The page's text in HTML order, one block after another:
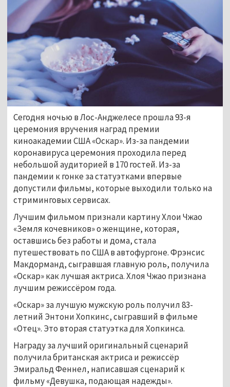
Сегодня ночью в Лос-Анджелесе прошла 93-я
церемония вручения наград премии
киноакадемии США «Оскар». Из-за пандемии
коронавируса церемония проходила перед
небольшой аудиторией в 170 гостей. Из-за
пандемии к гонке за статуэтками впервые
допустили фильмы, которые выходили только на
стриминговых сервисах.
Лучшим фильмом признали картину Хлои Чжао
«Земля кочевников» о женщине, которая,
оставшись без работы и дома, стала
путешествовать по США в автофургоне. Фрэнсис
Макдорманд, сыгравшая главную роль, получила
«Оскар» как лучшая актриса. Хлоя Чжао признана
лучшим режиссёром года.
«Оскар» за лучшую мужскую роль получил 83-
летний Энтони Хопкинс, сыгравший в фильме
«Отец». Это вторая статуэтка для Хопкинса.
Награду за лучший оригинальный сценарий
получила британская актриса и режиссёр
Эмиральд Феннел, написавшая сценарий к
фильму «Девушка, подающая надежды».